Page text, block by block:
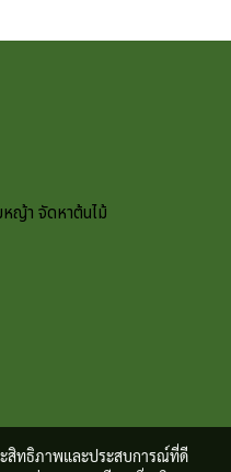
ญ้า จัดหาต้นไม้
ะสิทธิภาพและประสบการณ์ที่ดี